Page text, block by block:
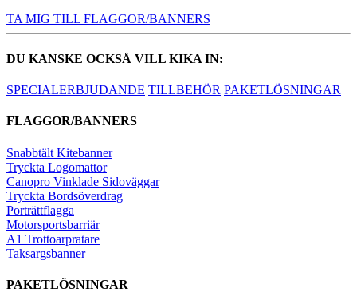
TA MIG TILL FLAGGOR/BANNERS
DU KANSKE OCKSÅ VILL KIKA IN:
SPECIALERBJUDANDE TILLBEHÖR PAKETLÖSNINGAR
FLAGGOR/BANNERS
Snabbtält Kitebanner
Tryckta Logomattor
Canopro Vinklade Sidoväggar
Tryckta Bordsöverdrag
Porträttflagga
Motorsportsbarriär
A1 Trottoarpratare
Taksargsbanner
PAKETLÖSNINGAR